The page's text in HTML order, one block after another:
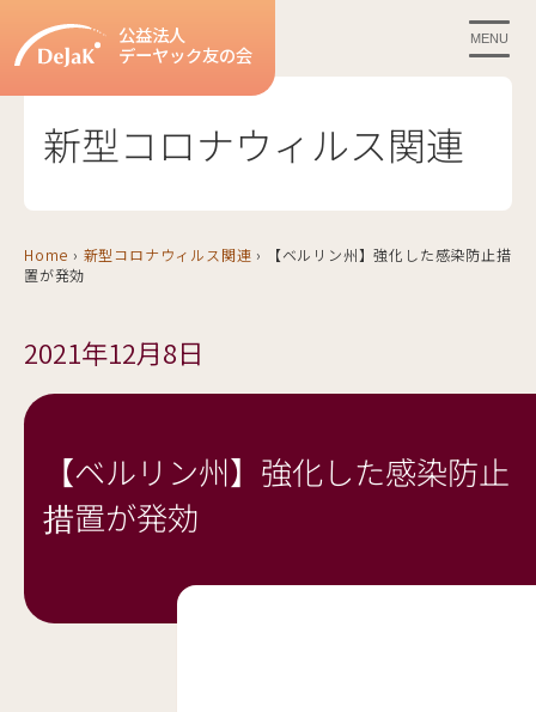
公益法人
デーヤック友の会
MENU
新型コロナウィルス関連
Home › 新型コロナウィルス関連 ›
【ベルリン州】強化した感染防止措
置が発効
2021年12月8日
【ベルリン州】強化した感染防止
措置が発効